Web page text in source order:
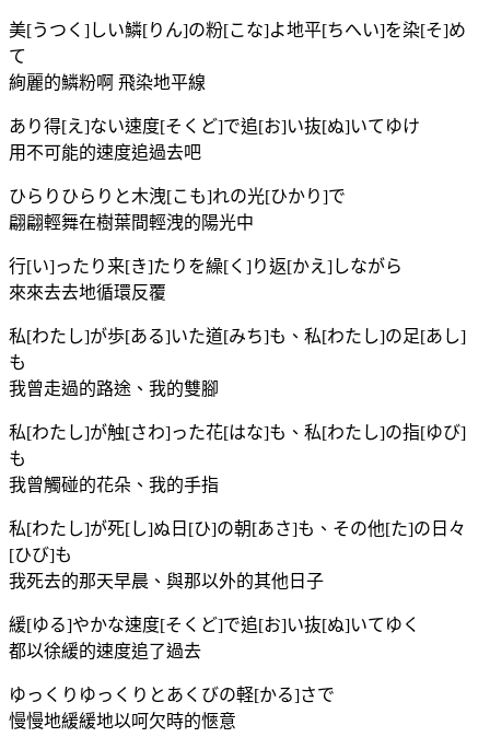
美[うつく]しい鱗[りん]の粉[こな]よ地平[ちへい]を染[そ]め
て
絢麗的鱗粉啊 飛染地平線
あり得[え]ない速度[そくど]で追[お]い抜[ぬ]いてゆけ
用不可能的速度追過去吧
ひらりひらりと木洩[こも]れの光[ひかり]で
翩翩輕舞在樹葉間輕洩的陽光中
行[い]ったり来[き]たりを繰[く]り返[かえ]しながら
來來去去地循環反覆
私[わたし]が歩[ある]いた道[みち]も、私[わたし]の足[あし]
も
我曾走過的路途、我的雙腳
私[わたし]が触[さわ]った花[はな]も、私[わたし]の指[ゆび]
も
我曾觸碰的花朵、我的手指
私[わたし]が死[し]ぬ日[ひ]の朝[あさ]も、その他[た]の日々
[ひび]も
我死去的那天早晨、與那以外的其他日子
緩[ゆる]やかな速度[そくど]で追[お]い抜[ぬ]いてゆく
都以徐緩的速度追了過去
ゆっくりゆっくりとあくびの軽[かる]さで
慢慢地緩緩地以呵欠時的愜意